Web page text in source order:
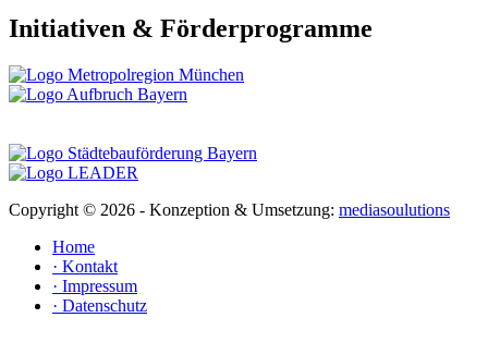
Initiativen & Förderprogramme
Copyright © 2026 - Konzeption & Umsetzung: mediasoulutions
Home
· Kontakt
· Impressum
· Datenschutz